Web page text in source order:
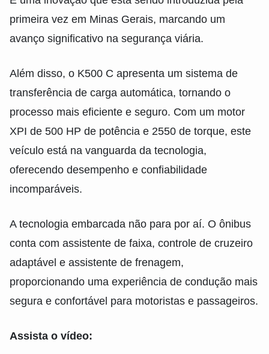
primeira vez em Minas Gerais, marcando um
avanço significativo na segurança viária.
Além disso, o K500 C apresenta um sistema de
transferência de carga automática, tornando o
processo mais eficiente e seguro. Com um motor
XPI de 500 HP de potência e 2550 de torque, este
veículo está na vanguarda da tecnologia,
oferecendo desempenho e confiabilidade
incomparáveis.
A tecnologia embarcada não para por aí. O ônibus
conta com assistente de faixa, controle de cruzeiro
adaptável e assistente de frenagem,
proporcionando uma experiência de condução mais
segura e confortável para motoristas e passageiros.
Assista o vídeo: